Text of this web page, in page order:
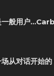
一般用户
从对话开始